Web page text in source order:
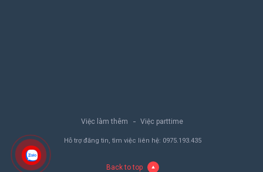
Việc làm thêm Việc parttime
Hỗ trợ đăng tin, tìm việc liên hệ: 0975.193.435
Back to top